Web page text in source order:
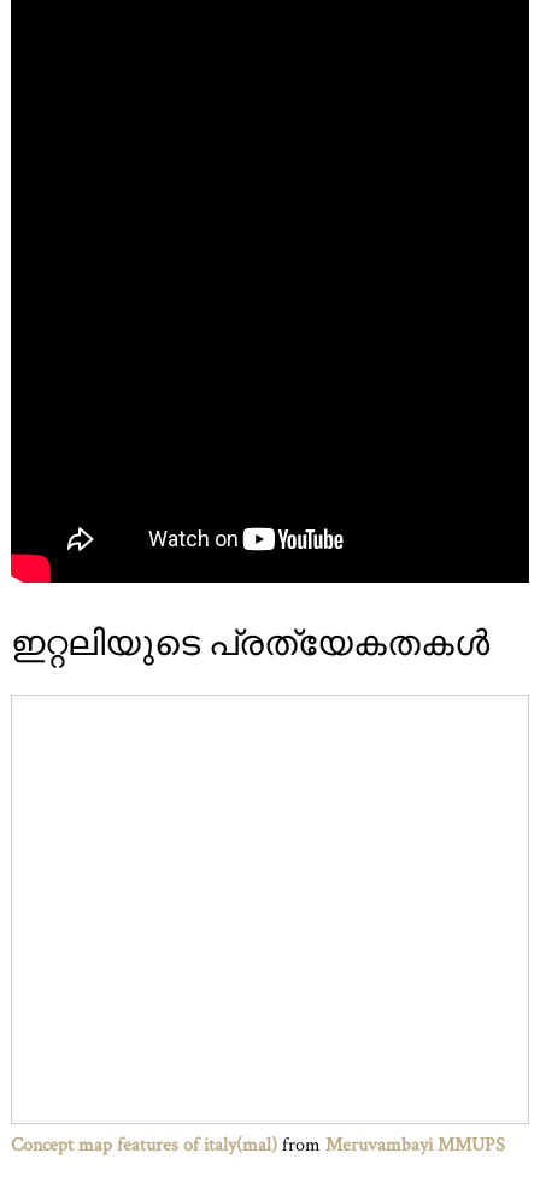
ഇറ്റലിയുടെ പ്രത്യേകതകൾ
Concept map features of italy(mal)from Meruvambayi MMUPS